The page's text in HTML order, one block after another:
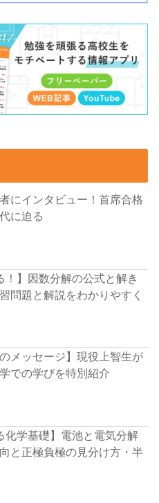
にインタビュー！首席合格
に迫る
！】因数分解の公式と解き
問題と解説をわかりやすく
のメッセージ】現役上智生が
での学びを特別紹介
化学基礎】電池と電気分解
と正極負極の見分け方・半